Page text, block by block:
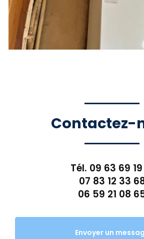
Contactez-
Tél. 09 63 69 19
07 83 12 33
06 59 21 08
Envoyer un